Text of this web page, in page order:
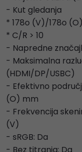
- Kut gledanja
* 178o (V)/178o (O)
* C/R > 10
- Napredne
- Maksimalna
(HDMI/DP/USBC)
- Efektivno
(O) mm
- Frekvencija
(V)
- sRGB: Da